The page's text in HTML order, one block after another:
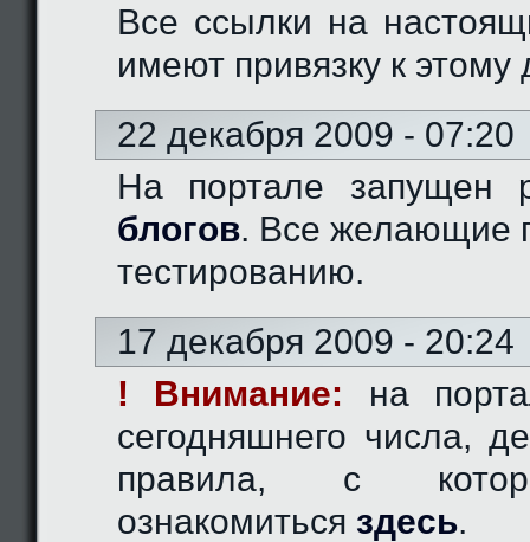
Все ссылки на
имеют привязку к этому
22 декабря 2009 - 07:20
На портале запущен
блогов. Все желающие
тестированию.
17 декабря 2009 - 20:24
! Внимание: на
сегодняшнего числа,
правила, с
ознакомиться здесь.